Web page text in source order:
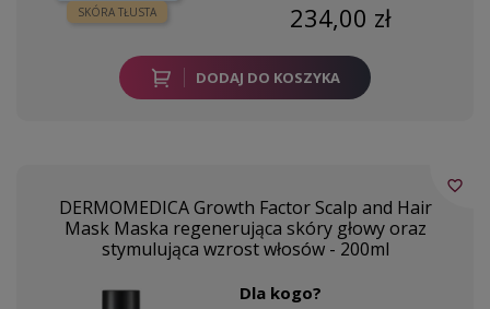
SKÓRA TŁUSTA
234,00 zł
DODAJ DO KOSZYKA
DERMOMEDICA Growth Factor Scalp and Hair
Mask Maska regenerująca skóry głowy oraz
stymulująca wzrost włosów - 200ml
Dla kogo?
favorite_border